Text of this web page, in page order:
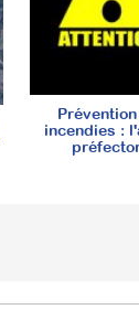
incendies :